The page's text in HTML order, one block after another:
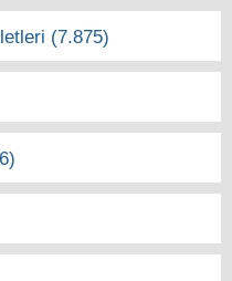
(7.875)